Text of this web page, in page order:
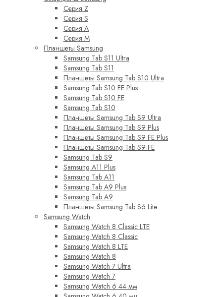
Серия Z
Серия S
Серия A
Серия M
Планшеты Samsung
Samsung Tab S11 Ultra
Samsung Tab S11
Планшеты Samsung Tab S10 Ultra
Samsung Tab S10 FE Plus
Samsung Tab S10 FE
Samsung Tab S10
Планшеты Samsung Tab S9 Ultra
Планшеты Samsung Tab S9 Plus
Планшеты Samsung Tab S9 FE Plus
Планшеты Samsung Tab S9 FE
Samsung Tab S9
Samsung A11 Plus
Samsung Tab A11
Samsung Tab A9 Plus
Samsung Tab A9
Планшеты Samsung Tab S6 Lite
Samsung Watch
Samsung Watch 8 Classic LTE
Samsung Watch 8 Classic
Samsung Watch 8 LTE
Samsung Watch 8
Samsung Watch 7 Ultra
Samsung Watch 7
Samsung Watch 6 44 мм